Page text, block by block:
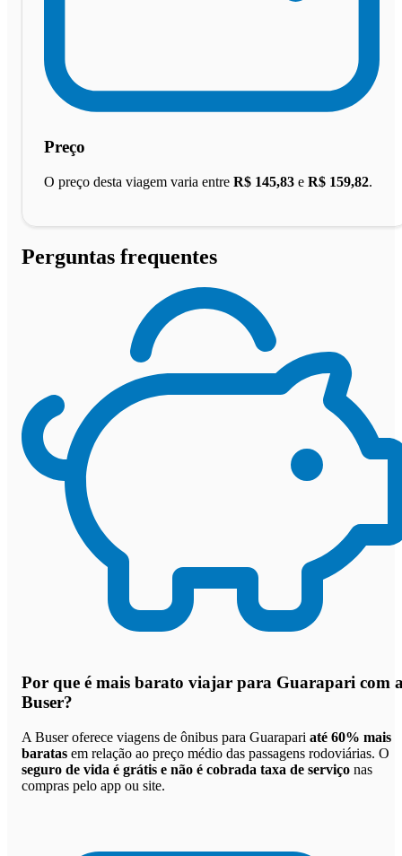
Preço
O preço desta viagem varia entre R$ 145,83 e R$ 159,82.
Perguntas frequentes
Por que é mais barato viajar para Guarapari com
Buser?
A Buser oferece viagens de ônibus para Guarapari até 60% mais
baratas em relação ao preço médio das passagens rodoviárias. O
seguro de vida é grátis e não é cobrada taxa de serviço nas
compras pelo app ou site.